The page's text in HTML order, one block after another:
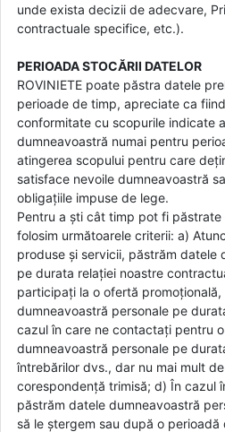
unde exista decizii de adecvare,
contractuale specifice, etc.).
PERIOADA STOCĂRII DATELOR
ROVINIETE poate păstra datele
perioade de timp, apreciate ca
conformitate cu scopurile indicate
dumneavoastră numai pentru
atingerea scopului pentru care
satisface nevoile dumneavoastră
obligațiile impuse de lege.
Pentru a ști cât timp pot fi
folosim următoarele criterii: a)
produse și servicii, păstrăm datele
pe durata relației noastre
participați la o ofertă
dumneavoastră personale pe
cazul în care ne contactați pentru
dumneavoastră personale pe
întrebărilor dvs., dar nu mai mult de
corespondență trimisă; d) În cazul
păstrăm datele dumneavoastră
să le ștergem sau după o